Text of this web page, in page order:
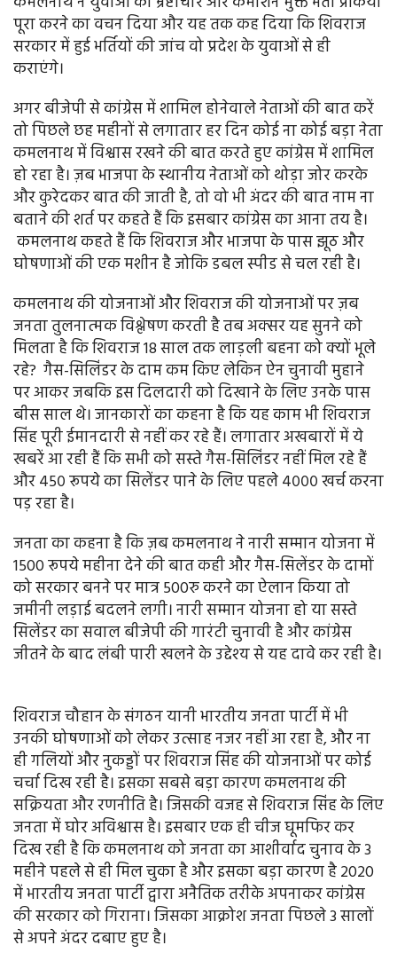
पूरा करने का वचन दिया और यह तक कह दिया कि शिवराज
सरकार में हुई भर्तियों की जांच वो प्रदेश के युवाओं से ही
कराएंगे।
अगर बीजेपी से कांग्रेस में शामिल होनेवाले नेताओं की बात करें
तो पिछले छह महीनों से लगातार हर दिन कोई ना कोई बड़ा नेता
कमलनाथ में विश्वास रखने की बात करते हुए कांग्रेस में शामिल
हो रहा है। ज़ब भाजपा के स्थानीय नेताओं को थोड़ा जोर करके
और कुरेदकर बात की जाती है, तो वो भी अंदर की बात नाम ना
बताने की शर्त पर कहते हैं कि इसबार कांग्रेस का आना तय है।
कमलनाथ कहते हैं कि शिवराज और भाजपा के पास झूठ और
घोषणाओं की एक मशीन है जोकि डबल स्पीड से चल रही है।
कमलनाथ की योजनाओं और शिवराज की योजनाओं पर ज़ब
जनता तुलनात्मक विश्लेषण करती है तब अक्सर यह सुनने को
मिलता है कि शिवराज 18 साल तक लाड़ली बहना को क्यों भूले
रहे? गैस-सिलिंडर के दाम कम किए लेकिन ऐन चुनावी मुहाने
पर आकर जबकि इस दिलदारी को दिखाने के लिए उनके पास
बीस साल थे। जानकारों का कहना है कि यह काम भी शिवराज
सिंह पूरी ईमानदारी से नहीं कर रहे हैं। लगातार अखबारों में ये
खबरें आ रही हैं कि सभी को सस्ते गैस-सिलिंडर नहीं मिल रहे हैं
और ४५० रूपये का सिलेंडर पाने के लिए पहले ४००० खर्च करना
पड़ रहा है।
जनता का कहना है कि ज़ब कमलनाथ ने नारी सम्मान योजना में
1500 रूपये महीना देने की बात कही और गैस-सिलेंडर के दामों
को सरकार बनने पर मात्र 500रु करने का ऐलान किया तो
जमीनी लड़ाई बदलने लगी। नारी सम्मान योजना हो या सस्ते
सिलेंडर का सवाल बीजेपी की गारंटी चुनावी है और कांग्रेस
जीतने के बाद लंबी पारी खलने के उद्देश्य से यह दावे कर रही है।
शिवराज चौहान के संगठन यानी भारतीय जनता पार्टी में भी
उनकी घोषणाओं को लेकर उत्साह नजर नहीं आ रहा है, और ना
ही गलियों और नुकड्डों पर शिवराज सिंह की योजनाओं पर कोई
चर्चा दिख रही है। इसका सबसे बड़ा कारण कमलनाथ की
सक्रियता और रणनीति है। जिसकी वजह से शिवराज सिंह के लिए
जनता में घोर अविश्वास है। इसबार एक ही चीज घूमफिर कर
दिख रही है कि कमलनाथ को जनता का आशीर्वाद चुनाव के 3
महीने पहले से ही मिल चुका है और इसका बड़ा कारण है 2020
में भारतीय जनता पार्टी द्वारा अनैतिक तरीके अपनाकर कांग्रेस
की सरकार को गिराना। जिसका आक्रोश जनता पिछले 3 सालों
से अपने अंदर दबाए हुए है।